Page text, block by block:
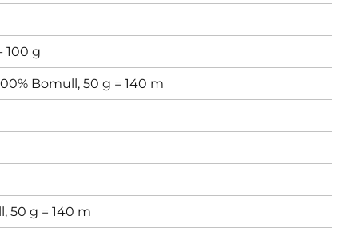
100 g
Bomull, 50 g = 140 m
50 g = 140 m